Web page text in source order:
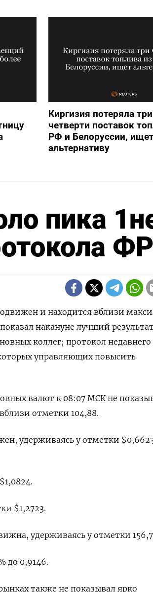
Киргизия потеряла три
четверти поставок
РФ и Белоруссии,
альтернативу
пика
и находится вблизи
накануне лучший
коллег; протокол недавнего
управляющих повысить
валют к 08:07 МСК не
отметки 104,88​.
удерживаясь у отметки
$1,2723​.
удерживаясь у отметки
до 0,9146​.
также не показывал ярко